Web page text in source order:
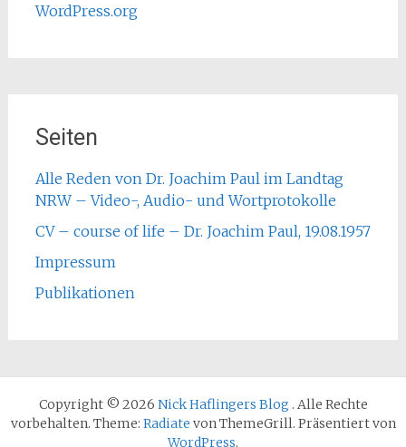
WordPress.org
Seiten
Alle Reden von Dr. Joachim Paul im Landtag
NRW – Video-, Audio- und Wortprotokolle
CV – course of life – Dr. Joachim Paul, 19.08.1957
Impressum
Publikationen
Copyright © 2026 Nick Haflingers Blog . Alle Rechte
vorbehalten. Theme: Radiate von ThemeGrill. Präsentiert von
WordPress.